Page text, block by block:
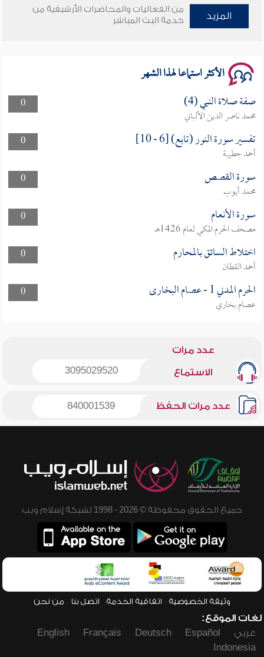
سلسلة محاضرات نفحات رمضانية 1444هـ
المزيد
من الفعاليات والمحاضرات الأرشيفية من
خدمة البث المباشر
الأكثر استماعا لهذا الشهر
0 صفة صلاة النبي (4)
محمد ناصر الدين الألباني
0
تفسير سورة النور (تابع) [6 - 10]
أحمد حطيبة
0
سورة القصص
محمد أيوب
0
سورة الأنعام
مصحف الحرم المكي لعام 1426هـ
0
اختلاط السائق بالمحارم
أحمد القطان
0
الحرم المدني 1 - عصام البخارى
عصام بخاري
عدد مرات
الاستماع 3095029520
عدد مرات الحفظ 840001539
جميع الحقوق محفوظة © 2026 - 1998 لشبكة إسلام ويب
وثيقة الخصوصية اتفاقية الخدمة اتصل بنا من نحن
لغات الموقع:
عربي
Español
Deutsch
Français
English
Indonesia